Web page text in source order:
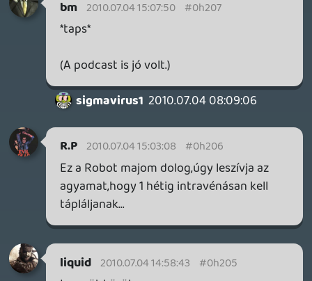
sigmavirus1 2010.07.04 08:09:06 #0h1zy
Robotmajom Fatality
Egyben kisebb reklám is egy
rajzfilmemnek ami úgysem fog elkészülni
ahogy magamat ismerem.
deku82 2010.07.03 22:48:36 #0h1zx
Ki mondta ezt az egymás péniszét fogdosó